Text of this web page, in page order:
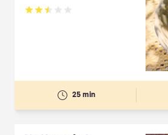
Betyg: 2.5 av 5
25 min